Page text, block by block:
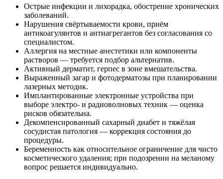
Острые инфекции и лихорадка, обострение хронических
заболеваний.
Нарушения свёртываемости крови, приём
антикоагулянтов и антиагрегантов без согласования со
специалистом.
Аллергия на местные анестетики или компоненты
растворов — требуется подбор альтернатив.
Активный дерматит, герпес в зоне вмешательства.
Выраженный загар и фотодерматозы при планировании
лазерных методик.
Имплантированные электронные устройства при
выборе электро- и радиоволновых техник — оценка
рисков обязательна.
Декомпенсированный сахарный диабет и тяжёлая
сосудистая патология — коррекция состояния до
процедуры.
Беременность как относительное ограничение для чисто
косметического удаления; при подозрении на меланому
вопрос решается индивидуально.